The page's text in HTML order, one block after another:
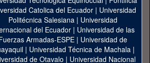
Catolica del Ecuador | Universidad
Politécnica Salesiana | Universidad
del Ecuador | Universidad de las
Armadas-ESPE | Universidad de
| Universidad Técnica de Machala|
de Otavalo | Universidad Nacional